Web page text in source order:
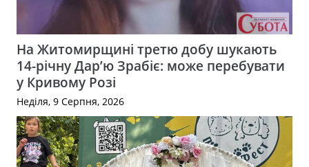
На Житомирщині третю добу шукають
14-річну Дар’ю Зрабіє: може перебувати
у Кривому Розі
Неділя, 9 Серпня, 2026